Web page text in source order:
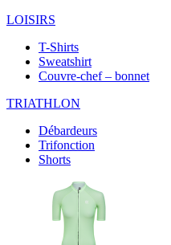
LOISIRS
T-Shirts
Sweatshirt
Couvre-chef – bonnet
TRIATHLON
Débardeurs
Trifonction
Shorts